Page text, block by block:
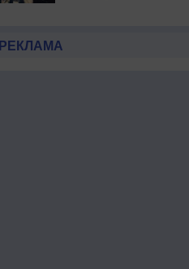
РЕКЛАМА